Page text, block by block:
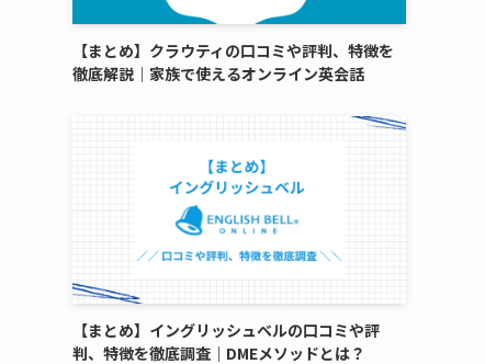
【まとめ】クラウティの口コミや評判、特徴を
徹底解説｜家族で使えるオンライン英会話
【まとめ】イングリッシュベルの口コミや評
判、特徴を徹底調査｜DMEメソッドとは？